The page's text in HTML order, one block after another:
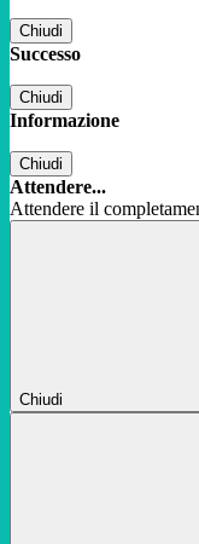
Chiudi
Successo
Chiudi
Informazione
Chiudi
Attendere...
Attendere il
Chiudi